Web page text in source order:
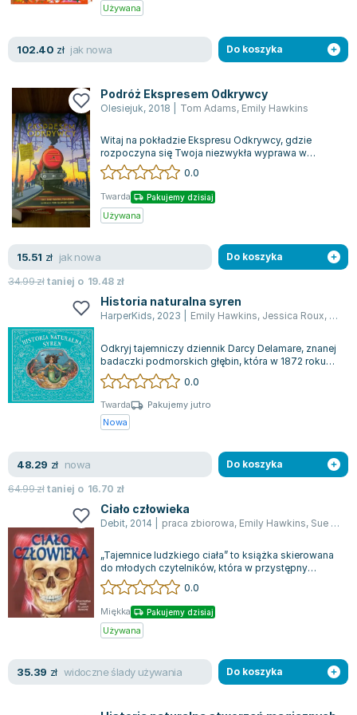
Książki do nauk przyrodniczych dla studentów
Książki do nauk społecznych dla studentów
Prawo - książki dla studentów
Technologia żywności - książki
Zarządzanie i marketing - książki
Nauka języków obcych - książki
Podręczniki dla nauczycieli - metodyka
Repetytoria, testy i materiały pomocnicze
Wanda Chotomska
Clive Staples Lewis
Martyna Wojciechowska
Melissa De la Cruz
Blanka Lipińska
Jaś Kapela
Agatha Christie
Witold Gadowski
Marcin Kowalczyk
Piotr Zychowicz
Joanna Jabłczyńska
Piotr Kościelny
Jan Piński
Zygmunt Freud
Agata Passent
Katarzyna Miller
Antoine de Saint Exupery
Lew Tołstoj
Mark Twain
Marcin Meller
Paulina Młynarska
ks. Piotr Pawlukiewicz
Jarosław Sokołowski
Piotr Semka
Używana
102.40 zł jak nowa Do koszyka
Podróż Ekspresem Odkrywcy
Olesiejuk, 2018 Tom Adams, Emily Hawkins
Witaj na pokładzie Ekspresu Odkrywcy, gdzie
rozpoczyna się Twoja niezwykła wyprawa w
przeszłość. Przygotuj się na rozwikłanie skom...
0.0
Twarda Pakujemy dzisiaj
Używana
15.51 zł jak nowa
34.99złtaniej o 19.48 zł
Do koszyka
Historia naturalna syren
HarperKids, 2023 Emily Hawkins, Jessica Roux,
Odkryj tajemniczy dziennik Darcy Delamare, znanej
badaczki podmorskich głębin, która w 1872 roku
wyruszyła w niezwykłą, trzyletnią...
0.0
Twarda
Pakujemy jutro
Nowa
48.29 zł nowa
64.99złtaniej o 16.70 zł
Do koszyka
Ciało człowieka
Debit, 2014 praca zbiorowa, Emily Hawkins, Sue Harris
„Tajemnice ludzkiego ciała” to książka skierowana
do młodych czytelników, która w przystępny
sposób odkrywa zawiłości funkcjonowan...
0.0
Miękka Pakujemy dzisiaj
Używana
35.39 zł widoczne ślady używania Do koszyka